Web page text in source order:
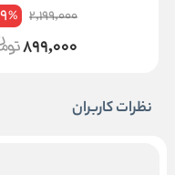
2,199,000
%
899,000
نظرات کاربران